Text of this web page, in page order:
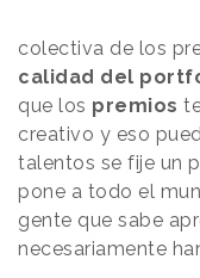
colectiva de los
calidad del
que los premios
creativo y eso
talentos se fije un
pone a todo el
gente que sabe
necesariamente